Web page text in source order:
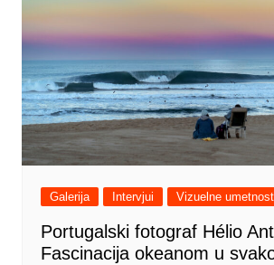
Galerija Intervjui Vizuelne
Portugalski fotograf Hélio
Fascinacija okeanom u